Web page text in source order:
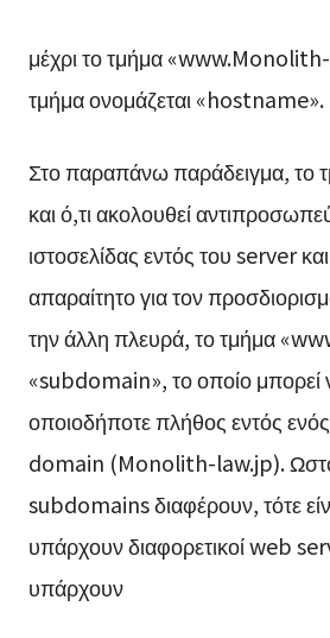
μέχρι το τμήμα
τμήμα ονομάζεται «hostname».
Στο παραπάνω παράδειγμα, το
και ό,τι ακολουθεί
ιστοσελίδας εντός του server και
απαραίτητο για τον
την άλλη πλευρά, το τμήμα
«subdomain», το οποίο μπορεί
οποιοδήποτε πλήθος εντός
domain (Monolith-law.jp).
subdomains διαφέρουν, τότε
υπάρχουν διαφορετικοί web
υπάρχουν